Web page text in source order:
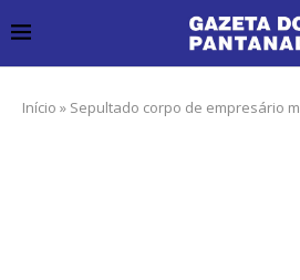
Início » Sepultado corpo de empresário